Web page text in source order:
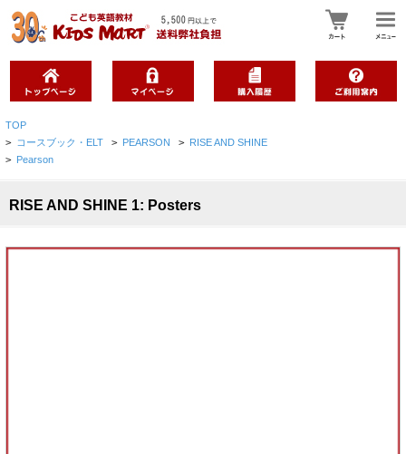
TOP
> コースブック・ELT > PEARSON > RISE AND SHINE
> Pearson
RISE AND SHINE 1: Posters